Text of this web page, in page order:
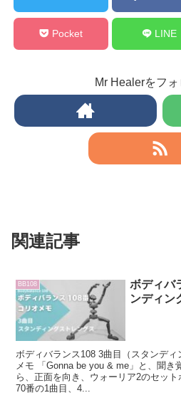
Pocket LINE
Mr Healerをフ
関連記事
BB108
ボディバ
ンディン
ボディバランス108 3曲目（スタンデ
メモ 「Gonna be you & me」と、聞き
ら、正面を向き、ウォーリア2のセット
70番の1曲目、4...